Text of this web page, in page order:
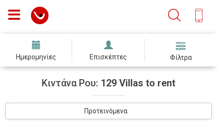
Ημερομηνίες Επισκέπτες Φίλτρα
Κιντάνα Ρου: 129 Villas to rent
Προτεινόμενα